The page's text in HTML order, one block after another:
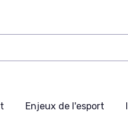
Enjeux de l'esport